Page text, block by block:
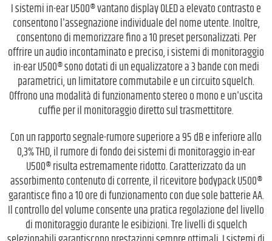
I sistemi in-ear U500® vantano display OLED a elevato contrasto e
consentono l'assegnazione individuale del nome utente. Inoltre,
consentono di memorizzare fino a 10 preset personalizzati. Per
offrire un audio incontaminato e preciso, i sistemi di monitoraggio
in-ear U500® sono dotati di un equalizzatore a 3 bande con medi
parametrici, un limitatore commutabile e un circuito squelch.
Offrono una modalità di funzionamento stereo o mono e un'uscita
cuffie per il monitoraggio diretto sul trasmettitore.
Con un rapporto segnale-rumore superiore a 95 dB e inferiore allo
0,3% THD, il rumore di fondo dei sistemi di monitoraggio in-ear
U500® risulta estremamente ridotto. Caratterizzato da un
assorbimento contenuto di corrente, il ricevitore bodypack U500®
garantisce fino a 10 ore di funzionamento con due sole batterie AA.
Il controllo del volume consente una pratica regolazione del livello
di monitoraggio durante le esibizioni. Tre livelli di squelch